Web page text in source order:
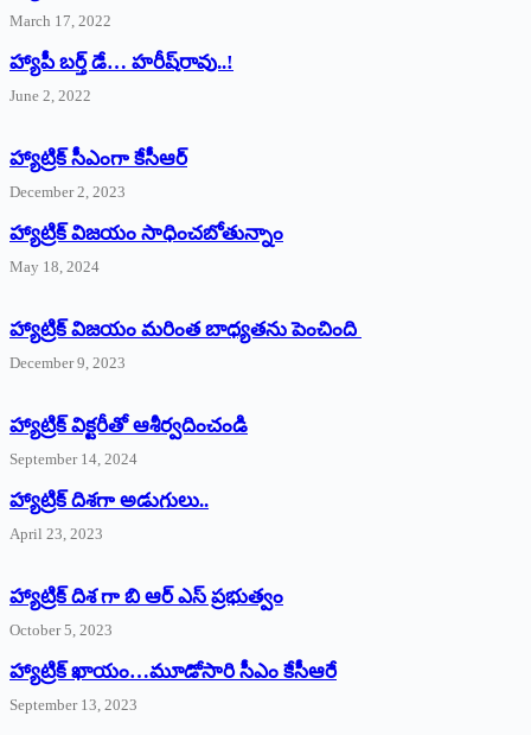
March 17, 2022
హ్యాపీ బర్త్ ‌డే… హరీష్‌రావు..!
June 2, 2022
హ్యాట్రిక్‌ ‌సీఎంగా కేసీఆర్‌
December 2, 2023
హ్యాట్రిక్‌ విజయం సాధించబోతున్నాం
May 18, 2024
హ్యాట్రిక్ విజయం మరింత బాధ్యతను పెంచింది
December 9, 2023
హ్యాట్రిక్‌ ‌విక్టరీతో ఆశీర్వదించండి
September 14, 2024
‌హ్యాట్రిక్‌ ‌దిశగా అడుగులు..
April 23, 2023
హ్యాట్రిక్ దిశ గా బి ఆర్ ఎస్ ప్రభుత్వం
October 5, 2023
హ్యాట్రిక్‌ ‌ఖాయం…మూడోసారి సీఎం కేసీఆరే
September 13, 2023